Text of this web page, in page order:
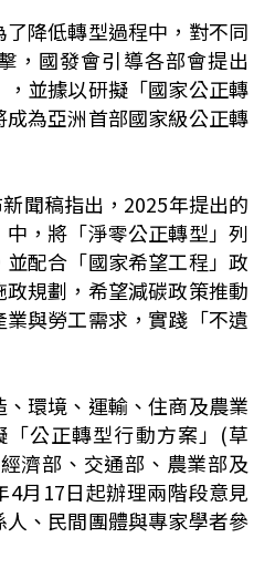
降低轉型過程中，對不同
，國發會引導各部會提出
，並據以研擬「國家公正轉
為亞洲首部國家級公正轉
聞稿指出，2025年提出的
中，將「淨零公正轉型」列
配合「國家希望工程」政
規劃，希望減碳政策推動
與勞工需求，實踐「不遺
環境、運輸、住商及農業
公正轉型行動方案」(草
濟部、交通部、農業部及
4月17日起辦理兩階段意見
、民間團體與專家學者參